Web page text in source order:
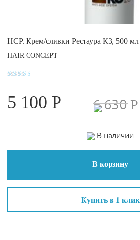
HCP. Крем/сливки Рестаура К3, 500 мл
HAIR CONCEPT
из 5
5 100 Р 6 630Р
В наличии
В корзину
Купить в 1 клик